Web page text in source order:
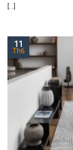
[...]
11
Th6